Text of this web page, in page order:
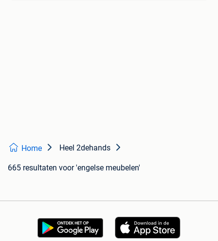
Home Heel 2dehands
665 resultaten voor 'engelse meubelen'